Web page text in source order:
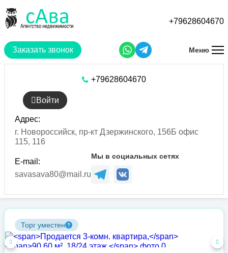
основному
Заказать звонок
+79628604670
Меню
+79628604670
Войти
Адрес:
г. Новороссийск, пр-кт Дзержинского, 156Б офис
115, 116
E-mail:
savasava80@mail.ru
Мы в социальных сетях
Торг уместен